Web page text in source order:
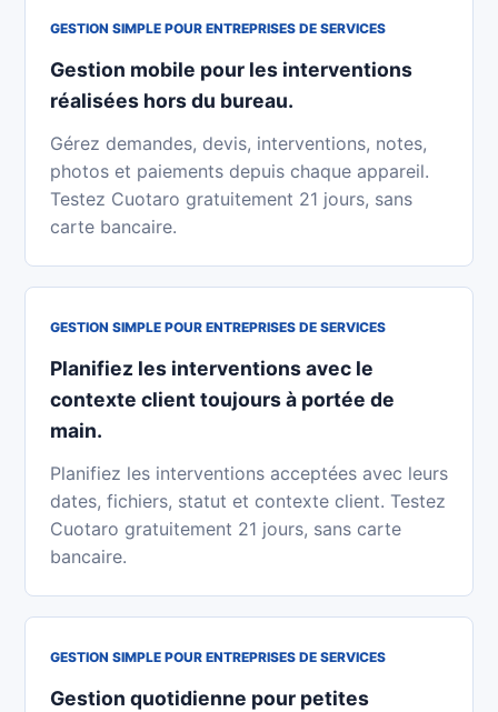
GESTION SIMPLE POUR ENTREPRISES DE SERVICES
Gestion mobile pour les interventions
réalisées hors du bureau.
Gérez demandes, devis, interventions, notes,
photos et paiements depuis chaque appareil.
Testez Cuotaro gratuitement 21 jours, sans
carte bancaire.
GESTION SIMPLE POUR ENTREPRISES DE SERVICES
Planifiez les interventions avec le
contexte client toujours à portée de
main.
Planifiez les interventions acceptées avec leurs
dates, fichiers, statut et contexte client. Testez
Cuotaro gratuitement 21 jours, sans carte
bancaire.
GESTION SIMPLE POUR ENTREPRISES DE SERVICES
Gestion quotidienne pour petites